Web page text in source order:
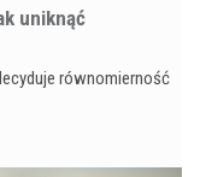
uniknąć
równomierność